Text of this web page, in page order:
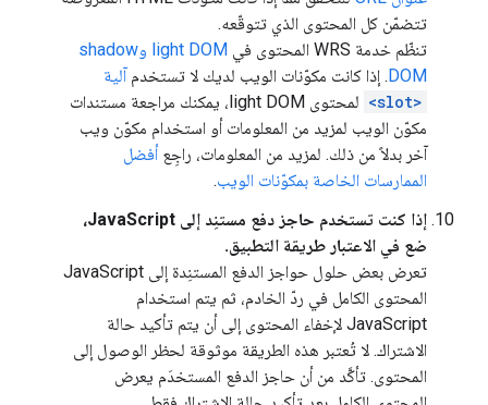
تتضمّن كل المحتوى الذي تتوقّعه.
تنظّم خدمة WRS المحتوى في
light DOM وshadow
DOM. إذا كانت مكوّنات الويب لديك لا تستخدمآلية
<slot>
لمحتوى light DOM، يمكنك مراجعة مستندات
مكوّن الويب لمزيد من المعلومات أو استخدام مكوّن ويب
آخر بدلاً من ذلك. لمزيد من المعلومات، راجِعأفضل
الممارسات الخاصة بمكوّنات الويب.
إذا كنت تستخدم حاجز دفع مستنِد إلى JavaScript،
ضع في الاعتبار طريقة التطبيق.
تعرض بعض حلول حواجز الدفع المستنِدة إلى JavaScript
المحتوى الكامل في ردّ الخادم، ثم يتم استخدام
JavaScript لإخفاء المحتوى إلى أن يتم تأكيد حالة
الاشتراك. لا تُعتبر هذه الطريقة موثوقة لحظر الوصول إلى
المحتوى. تأكَّد من أن حاجز الدفع المستخدَم يعرض